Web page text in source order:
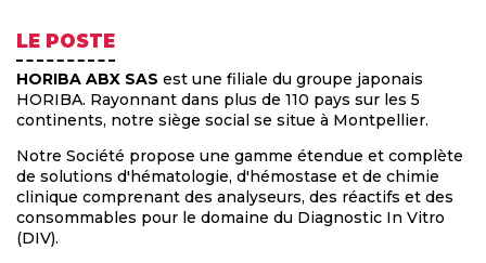
LE POSTE
HORIBA ABX SAS est une filiale du groupe japonais
HORIBA. Rayonnant dans plus de 110 pays sur les 5
continents, notre siège social se situe à Montpellier.
Notre Société propose une gamme étendue et complète
de solutions d'hématologie, d'hémostase et de chimie
clinique comprenant des analyseurs, des réactifs et des
consommables pour le domaine du Diagnostic In Vitro
(DIV).